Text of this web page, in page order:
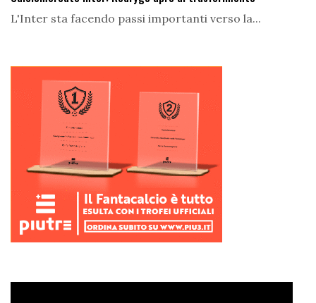
L'Inter sta facendo passi importanti verso la...